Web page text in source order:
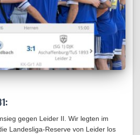
gegen Leider II. Wir legten im
Landesliga-Reserve von Leider los